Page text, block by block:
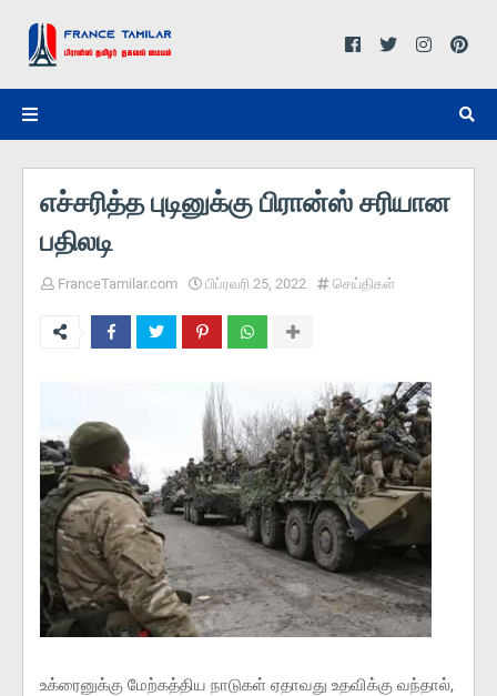
எச்சரித்த புடினுக்கு பிரான்ஸ் சரியான
பதிலடி
FranceTamilar.com பிப்ரவரி 25, 2022 செய்திகள்
உக்ரைனுக்கு மேற்கத்திய நாடுகள் ஏதாவது உதவிக்கு வந்தால்,